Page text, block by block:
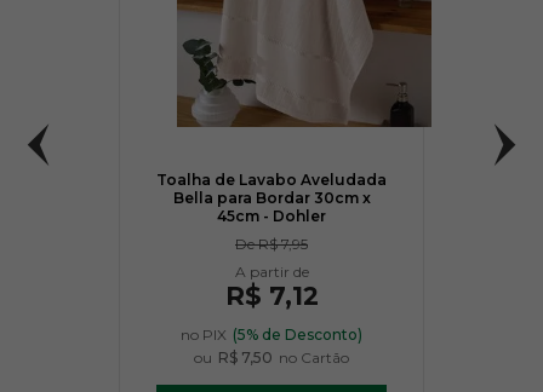
Toalha de Lavabo Aveludada
Bella para Bordar 30cm x
45cm - Dohler
DeR$ 7,95
R$ 7,12
no PIX (5% de Desconto)
ou R$ 7,50 no Cartão